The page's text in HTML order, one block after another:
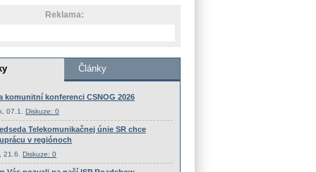
Reklama: